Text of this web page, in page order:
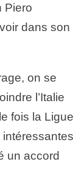
Piero
dans son
on se
l’Italie
fois la Ligue
un accord